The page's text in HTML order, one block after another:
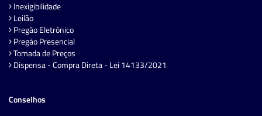
Inexigibilidade
Leilão
Pregão Eletrônico
Pregão Presencial
Tomada de Preços
Dispensa - Compra Direta - Lei 14133/2021
Conselhos